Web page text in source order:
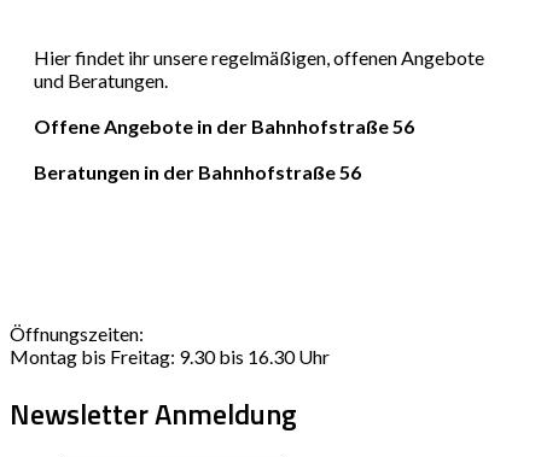
Hier findet ihr unsere regelmäßigen, offenen Angebote
und Beratungen.
Offene Angebote in der Bahnhofstraße 56
Beratungen in der Bahnhofstraße 56
Öffnungszeiten:
Montag bis Freitag: 9.30 bis 16.30 Uhr
Newsletter Anmeldung